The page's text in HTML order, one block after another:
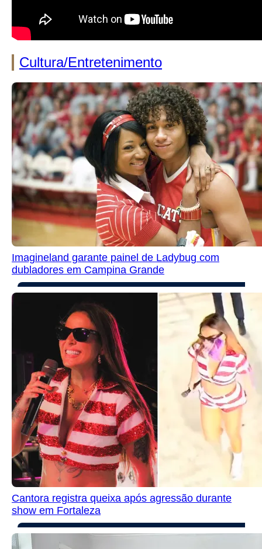
Cultura/Entretenimento
Imagineland garante painel de Ladybug com
dubladores em Campina Grande
Cantora registra queixa após agressão durante
show em Fortaleza